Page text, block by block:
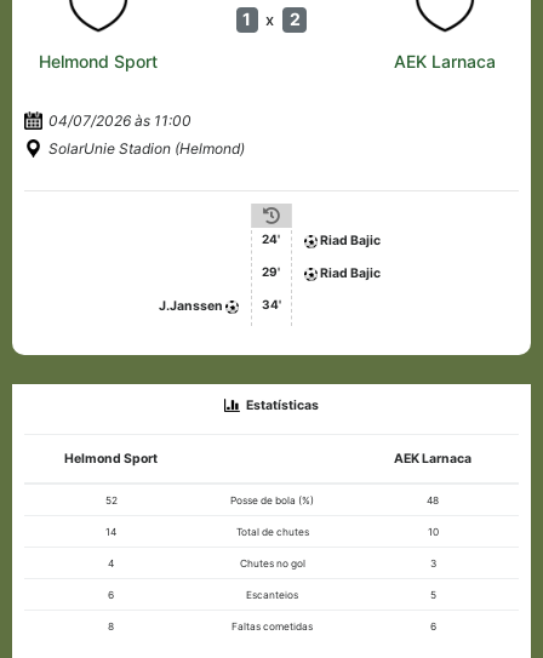
1 x 2
Helmond Sport AEK Larnaca
04/07/2026 às 11:00
SolarUnie Stadion (Helmond)
24' Riad Bajic
29' Riad Bajic
J.Janssen 34'
Estatísticas
Helmond Sport AEK Larnaca
52 Posse de bola (%) 48
14 Total de chutes 10
4 Chutes no gol 3
6 Escanteios 5
8 Faltas cometidas 6